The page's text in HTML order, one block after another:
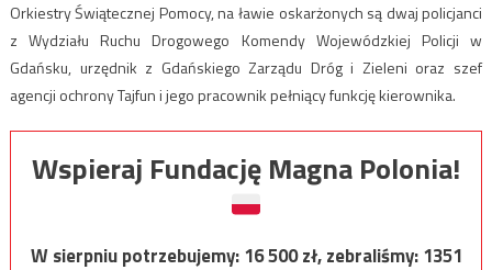
Orkiestry Świątecznej Pomocy, na ławie oskarżonych są dwaj policjanci
z Wydziału Ruchu Drogowego Komendy Wojewódzkiej Policji w
Gdańsku, urzędnik z Gdańskiego Zarządu Dróg i Zieleni oraz szef
agencji ochrony Tajfun i jego pracownik pełniący funkcję kierownika.
Wspieraj Fundację Magna Polonia!
W sierpniu potrzebujemy:16 500zł, zebraliśmy:1351